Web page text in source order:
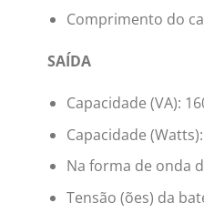
Comprimento do
SAÍDA
Capacidade (VA):
Capacidade
Na forma de onda
Tensão (ões) da